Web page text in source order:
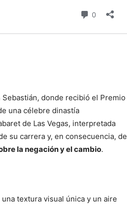
donde recibió el Premio
una célebre dinastía
de Las Vegas, interpretada
su carrera y, en consecuencia, de
la negación y el cambio.
textura visual única y un aire